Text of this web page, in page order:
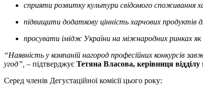
сприяти розвитку культури свідомого споживання
підвищити додаткову цінність харчових
просувати імідж України на міжнародних ринках як
“Наявність у компаній нагород професійних конкурсів
угод”, – підтверджує Тетяна Власова, керівниця
Серед членів Дегустаційної комісії цього року: